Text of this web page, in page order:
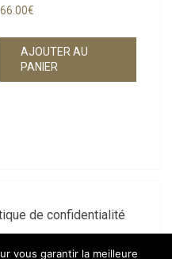
66.00€
AJOUTER AU
PANIER
de confidentialité
vous garantir la meilleure